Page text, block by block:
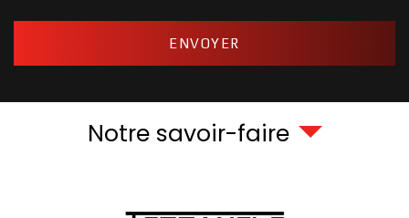
Notre savoir-faire